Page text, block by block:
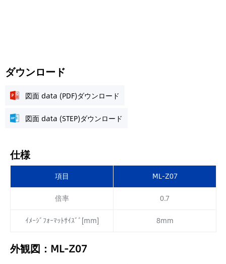
ダウンロード
図面 data (PDF)ダウンロード
図面 data (STEP)ダウンロード
仕様
項目
ML-Z07
倍率
0.7
ｲﾒｰｼﾞﾌｫｰﾏｯﾄｻｲｽﾞﾞ[mm]
8mm
外観図：ML-Z07